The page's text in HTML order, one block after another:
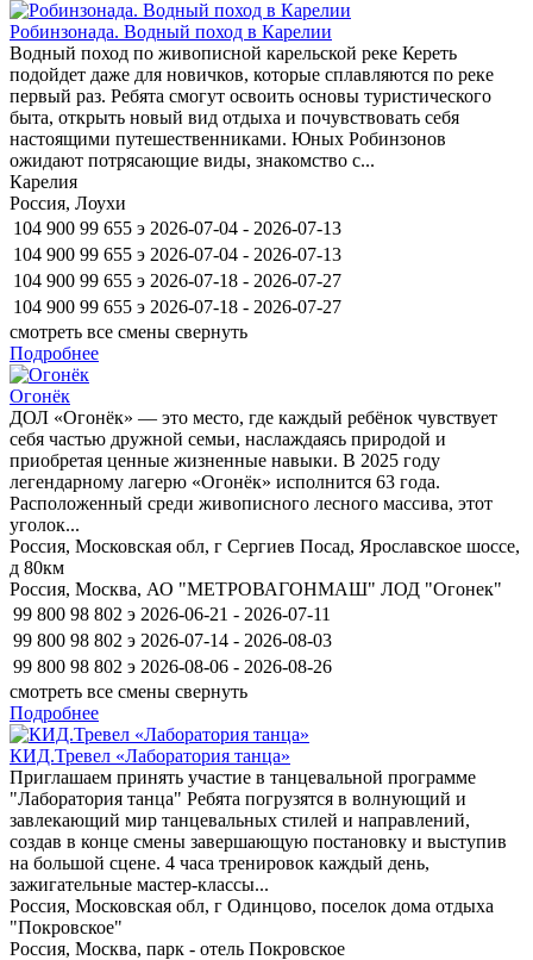
Робинзонада. Водный поход в Карелии
Водный поход по живописной карельской реке Кереть
подойдет даже для новичков, которые сплавляются по реке
первый раз. Ребята смогут освоить основы туристического
быта, открыть новый вид отдыха и почувствовать себя
настоящими путешественниками. Юных Робинзонов
ожидают потрясающие виды, знакомство с...
Карелия
Россия, Лоухи
104 900 99 655 э 2026-07-04 - 2026-07-13
104 900 99 655 э 2026-07-04 - 2026-07-13
104 900 99 655 э 2026-07-18 - 2026-07-27
104 900 99 655 э 2026-07-18 - 2026-07-27
смотреть все смены свернуть
Подробнее
Огонёк
ДОЛ «Огонёк» — это место, где каждый ребёнок чувствует
себя частью дружной семьи, наслаждаясь природой и
приобретая ценные жизненные навыки. В 2025 году
легендарному лагерю «Огонёк» исполнится 63 года.
Расположенный среди живописного лесного массива, этот
уголок...
Россия, Московская обл, г Сергиев Посад, Ярославское шоссе,
д 80км
Россия, Москва, АО "МЕТРОВАГОНМАШ" ЛОД "Огонек"
99 800 98 802 э 2026-06-21 - 2026-07-11
99 800 98 802 э 2026-07-14 - 2026-08-03
99 800 98 802 э 2026-08-06 - 2026-08-26
смотреть все смены свернуть
Подробнее
КИД.Тревел «Лаборатория танца»
Приглашаем принять участие в танцевальной программе
"Лаборатория танца" Ребята погрузятся в волнующий и
завлекающий мир танцевальных стилей и направлений,
создав в конце смены завершающую постановку и выступив
на большой сцене. 4 часа тренировок каждый день,
зажигательные мастер-классы...
Россия, Московская обл, г Одинцово, поселок дома отдыха
"Покровское"
Россия, Москва, парк - отель Покровское